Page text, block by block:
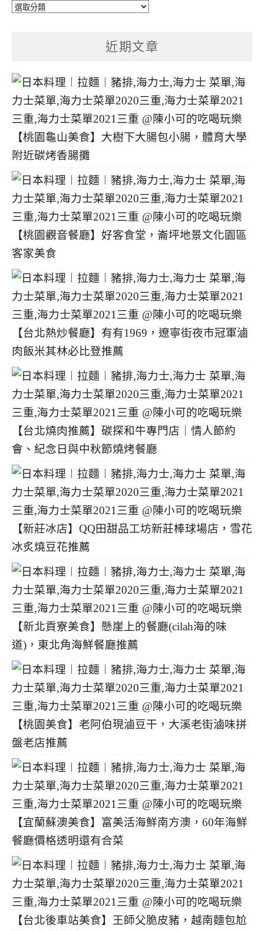
文
近期文章
【桃園龜山美食】大樹下大腸包小腸，體育大學
附近碳烤香腸攤
【桃園觀音餐廳】好客食堂，崙坪地景文化園區
客家美食
【台北熱炒餐廳】有有1969，遼寧街夜市冠軍滷
肉飯米其林必比登推薦
【台北燒肉推薦】碳探和牛專門店｜情人節約
會、紀念日與中秋節燒烤餐廳
【新莊冰店】QQ田甜品工坊新莊棒球場店，雪花
冰炙燒豆花推薦
【新北貢寮美食】懸崖上的餐廳(cilah海的味
道)，東北角海鮮餐廳推薦
【桃園美食】老阿伯現滷豆干，大溪老街滷味拼
盤老店推薦
【宜蘭蘇澳美食】富美活海鮮南方澳，60年海鮮
餐廳價格透明還有合菜
【台北後車站美食】王師父脆皮豬，越南麵包尬